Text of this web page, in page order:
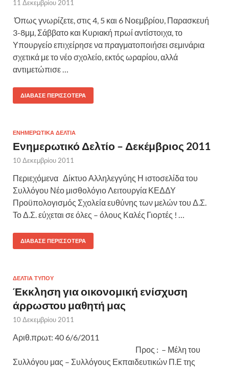
11 Δεκεμβρίου 2011
Όπως γνωρίζετε, στις 4, 5 και 6 Νοεμβρίου, Παρασκευή
3-8μμ, Σάββατο και Κυριακή πρωί αντίστοιχα, το
Υπουργείο επιχείρησε να πραγματοποιήσει σεμινάρια
σχετικά με το νέο σχολείο, εκτός ωραρίου, αλλά
αντιμετώπισε …
ΔΙΆΒΑΣΕ ΠΕΡΙΣΣΌΤΕΡΑ
ΕΝΗΜΕΡΩΤΙΚΑ ΔΕΛΤΙΑ
Ενημερωτικό Δελτίο – Δεκέμβριος 2011
10 Δεκεμβρίου 2011
Περιεχόμενα Δίκτυο Αλληλεγγύης Η ιστοσελίδα του
Συλλόγου Νέο μισθολόγιο Λειτουργία ΚΕΔΔΥ
Προϋπολογισμός Σχολεία ευθύνης των μελών του Δ.Σ.
Το Δ.Σ. εύχεται σε όλες – όλους Καλές Γιορτές ! …
ΔΙΆΒΑΣΕ ΠΕΡΙΣΣΌΤΕΡΑ
ΔΕΛΤΙΑ ΤΥΠΟΥ
Έκκληση για οικονομική ενίσχυση
άρρωστου μαθητή μας
10 Δεκεμβρίου 2011
Αριθ.πρωτ: 40 6/6/2011
Προς : – Μέλη του
Συλλόγου μας – Συλλόγους Εκπαιδευτικών Π.Ε της